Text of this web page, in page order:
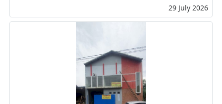
29 July 2026